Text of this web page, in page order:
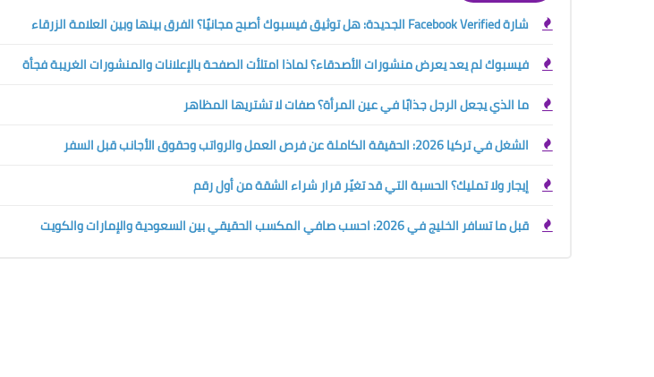
شارة Facebook Verified الجديدة: هل توثيق فيسبوك أصبح مجانيًا؟ الفرق بينها وبين العلامة الزرقاء
فيسبوك لم يعد يعرض منشورات الأصدقاء؟ لماذا امتلأت الصفحة بالإعلانات والمنشورات الغريبة فجأة
ما الذي يجعل الرجل جذابًا في عين المرأة؟ صفات لا تشتريها المظاهر
الشغل في تركيا 2026: الحقيقة الكاملة عن فرص العمل والرواتب وحقوق الأجانب قبل السفر
إيجار ولا تمليك؟ الحسبة التي قد تغيّر قرار شراء الشقة من أول رقم
قبل ما تسافر الخليج في 2026: احسب صافي المكسب الحقيقي بين السعودية والإمارات والكويت